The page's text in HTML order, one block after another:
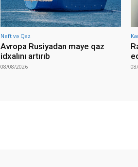
Neft və Qaz
Avropa Rusiyadan maye qaz
idxalını artırıb
08/08/2026